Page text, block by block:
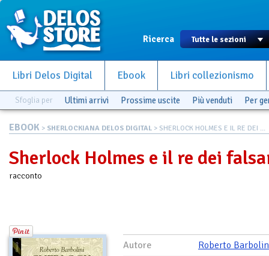
Ricerca
Libri Delos Digital Ebook Libri collezionismo
Sfoglia per Ultimi arrivi Prossime uscite Più venduti Per
EBOOK > SHERLOCKIANA DELOS DIGITAL > SHERLOCK HOLMES E IL RE DEI ...
Sherlock Holmes e il re dei
racconto
Autore
Roberto